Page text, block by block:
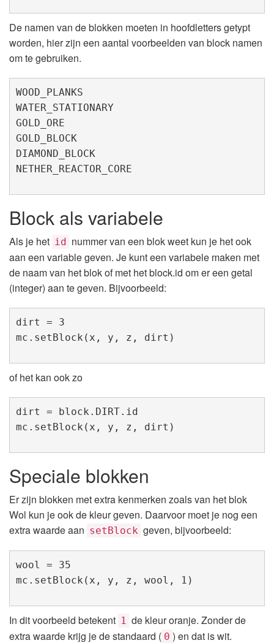
De namen van de blokken moeten in hoofdletters getypt
worden, hier zijn een aantal voorbeelden van block namen
om te gebruiken.
WOOD_PLANKS
WATER_STATIONARY
GOLD_ORE
GOLD_BLOCK
DIAMOND_BLOCK
NETHER_REACTOR_CORE
Block als variabele
Als je het id
nummer van een blok weet kun je het ook
aan een variable geven. Je kunt een variabele maken met
de naam van het blok of met het block.id om er een getal
(integer) aan te geven. Bijvoorbeeld:
dirt = 3
mc.setBlock(x, y, z, dirt)
of het kan ook zo
dirt = block.DIRT.id
mc.setBlock(x, y, z, dirt)
Speciale blokken
Er zijn blokken met extra kenmerken zoals van het blok
Wol kun je ook de kleur geven. Daarvoor moet je nog een
extra waarde aan setBlock geven, bijvoorbeeld:
wool = 35
mc.setBlock(x, y, z, wool, 1)
In dit voorbeeld betekent 1 de kleur oranje. Zonder de
extra waarde krijg je de standaard ( 0 ) en dat is wit.